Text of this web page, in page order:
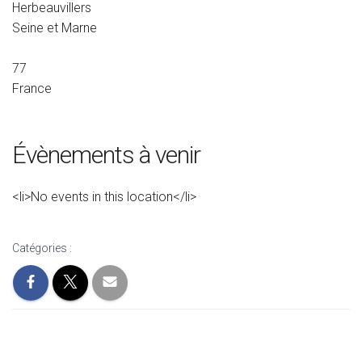
Herbeauvillers
Seine et Marne
77
France
Évènements à venir
<li>No events in this location</li>
Catégories :